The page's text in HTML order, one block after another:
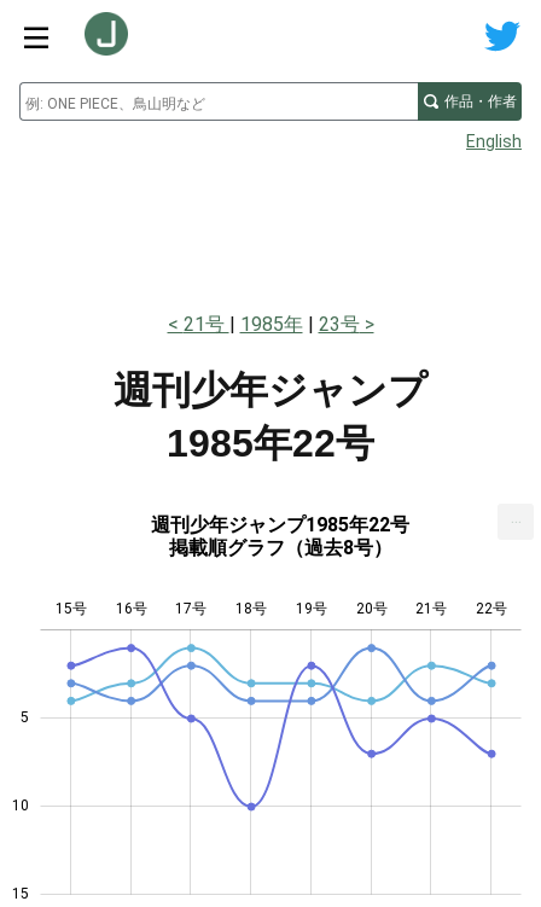
作品・作者
English
21号 1985年 23号
週刊少年ジャンプ
1985年22号
週刊少年ジャンプ1985年22号
掲載順グラフ（過去8号）
15
10
5
15号 16号 17号 18号 19号 20号 21号 22号